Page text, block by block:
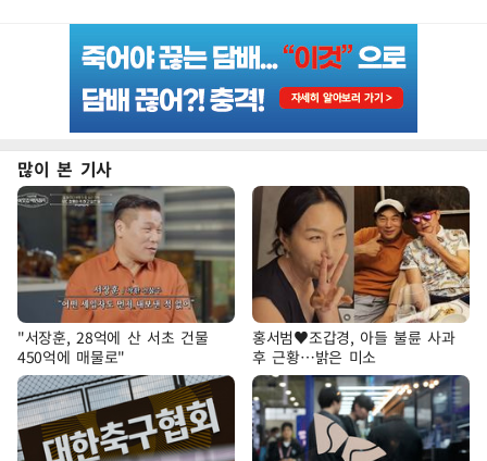
많이 본 기사
"서장훈, 28억에 산 서초 건물
450억에 매물로"
홍서범♥조갑경, 아들 불륜 사과
후 근황…밝은 미소